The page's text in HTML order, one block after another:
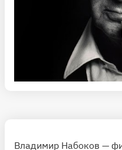
Владимир Набоков —